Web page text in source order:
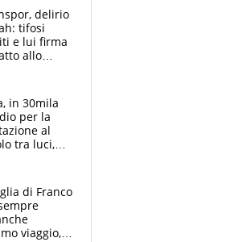
delirio
tifosi
e lui firma
allo
in 30mila
per la
al
tra luci,
di Franco
viaggio,